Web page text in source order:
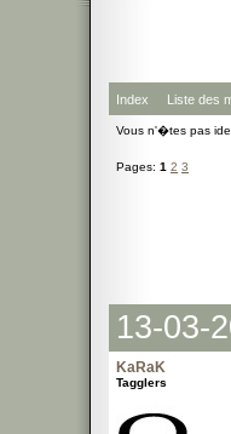
Index Liste des
Vous n'�tes pas
Pages: 1 2 3
13-03-
KaRaK
Tagglers